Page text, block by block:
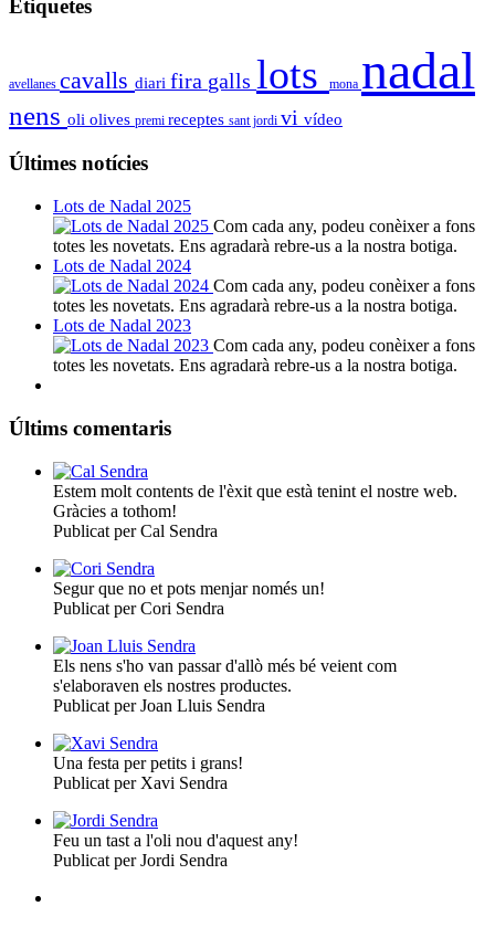
Etiquetes
avellanes cavalls diari fira galls lots mona nadal
nens oli olives premi receptes sant jordi vi vídeo
Últimes notícies
Lots de Nadal 2025
Com cada any, podeu conèixer a fons
totes les novetats. Ens agradarà rebre-us a la nostra botiga.
Lots de Nadal 2024
Com cada any, podeu conèixer a fons
totes les novetats. Ens agradarà rebre-us a la nostra botiga.
Lots de Nadal 2023
Com cada any, podeu conèixer a fons
totes les novetats. Ens agradarà rebre-us a la nostra botiga.
Últims comentaris
Estem molt contents de l'èxit que està tenint el nostre web.
Gràcies a tothom!
Publicat per Cal Sendra
Segur que no et pots menjar només un!
Publicat per Cori Sendra
Els nens s'ho van passar d'allò més bé veient com
s'elaboraven els nostres productes.
Publicat per Joan Lluis Sendra
Una festa per petits i grans!
Publicat per Xavi Sendra
Feu un tast a l'oli nou d'aquest any!
Publicat per Jordi Sendra